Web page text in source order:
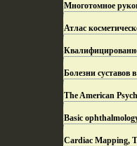
Многотомное
Атлас
Болезни суставов
The American
Basic
Cardiac Mapping,